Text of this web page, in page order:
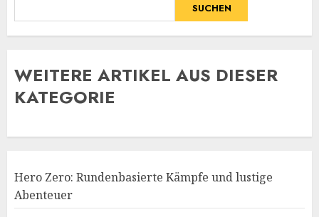
SUCHEN
WEITERE ARTIKEL AUS DIESER
KATEGORIE
Hero Zero: Rundenbasierte Kämpfe und lustige
Abenteuer